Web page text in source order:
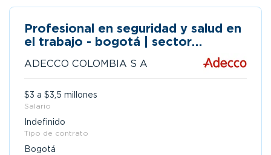
Profesional en seguridad y salud en
el trabajo - bogotá | sector
ADECCO COLOMBIA S A
$3 a $3,5 millones
Salario
Indefinido
Tipo de contrato
Bogotá